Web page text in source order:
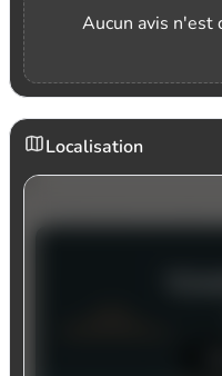
Aucun avis n'est
Localisation